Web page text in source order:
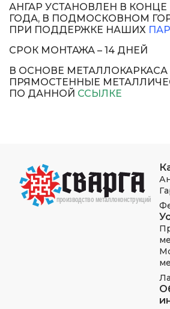
АНГАР УСТАНОВЛЕН В КОНЦЕ
ГОДА, В ПОДМОСКОВНОМ
ПРИ ПОДДЕРЖКЕ НАШИХ
СРОК МОНТАЖА – 14 ДНЕЙ
В ОСНОВЕ
ПРЯМОСТЕННЫЕ
ПО ДАННОЙ ССЫЛКЕ